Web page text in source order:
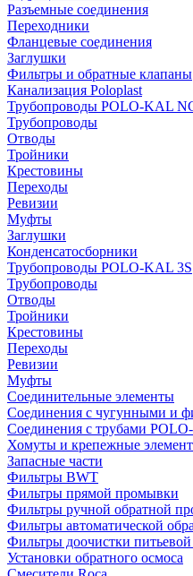
Разъемные соединения
Переходники
Фланцевые соединения
Заглушки
Фильтры и обратные клапаны
Канализация Poloplast
Трубопроводы POLO-KAL
Трубопроводы
Отводы
Тройники
Крестовины
Переходы
Ревизии
Муфты
Заглушки
Конденсатосборники
Трубопроводы POLO-KAL 3S
Трубопроводы
Отводы
Тройники
Крестовины
Переходы
Ревизии
Муфты
Соединительные элементы
Соединения с чугунными и
Соединения с трубами
Хомуты и крепежные
Запасные части
Фильтры BWT
Фильтры прямой промывки
Фильтры ручной обратной
Фильтры автоматической
Фильтры доочистки
Установки обратного осмоса